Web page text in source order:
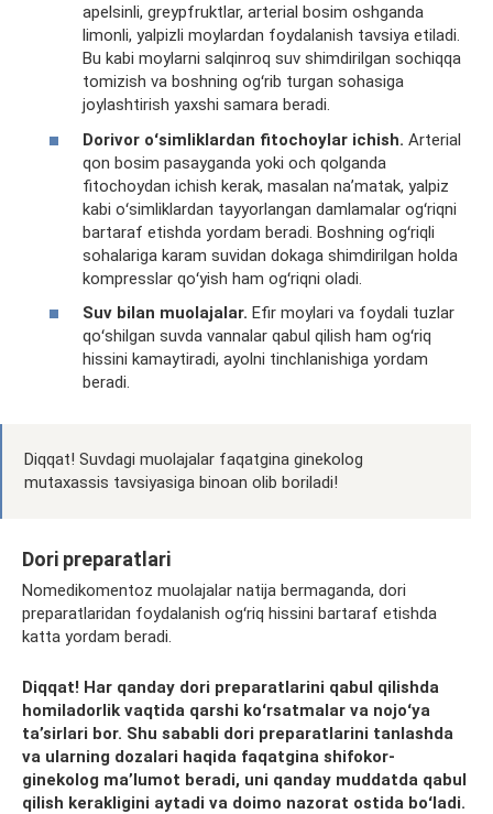
apelsinli, greypfruktlar, arterial bosim oshganda
limonli, yalpizli moylardan foydalanish tavsiya etiladi.
Bu kabi moylarni salqinroq suv shimdirilgan sochiqqa
tomizish va boshning ogʻrib turgan sohasiga
joylashtirish yaxshi samara beradi.
Dorivor oʻsimliklardan fitochoylar ichish. Arterial
qon bosim pasayganda yoki och qolganda
fitochoydan ichish kerak, masalan na’matak, yalpiz
kabi oʻsimliklardan tayyorlangan damlamalar ogʻriqni
bartaraf etishda yordam beradi. Boshning ogʻriqli
sohalariga karam suvidan dokaga shimdirilgan holda
kompresslar qoʻyish ham ogʻriqni oladi.
Suv bilan muolajalar. Efir moylari va foydali tuzlar
qoʻshilgan suvda vannalar qabul qilish ham ogʻriq
hissini kamaytiradi, ayolni tinchlanishiga yordam
beradi.
Diqqat! Suvdagi muolajalar faqatgina ginekolog
mutaxassis tavsiyasiga binoan olib boriladi!
Dori preparatlari
Nomedikomentoz muolajalar natija bermaganda, dori
preparatlaridan foydalanish ogʻriq hissini bartaraf etishda
katta yordam beradi.
Diqqat! Har qanday dori preparatlarini qabul qilishda
homiladorlik vaqtida qarshi koʻrsatmalar va nojoʻya
taʼsirlari bor. Shu sababli dori preparatlarini tanlashda
va ularning dozalari haqida faqatgina shifokor-
ginekolog maʼlumot beradi, uni qanday muddatda qabul
qilish kerakligini aytadi va doimo nazorat ostida boʻladi.